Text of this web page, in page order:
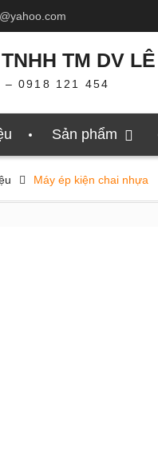
TM DV
– 0918 121 454
Sản phẩm
Máy ép kiện chai nhựa